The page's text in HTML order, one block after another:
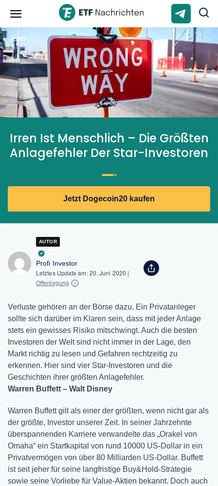
Irren Ist Menschlich – Die Größten
Anlagefehler Der Star-Investoren
Jetzt Dogecoin20 kaufen
News
AUTOR
Profi Investor
Letztes Update am:20. Juni 2020 |
Offenlegung
Verluste gehören an der Börse dazu. Ein Privatanleger
sollte sich darüber im Klaren sein, dass mit jeder Anlage
stets ein gewisses Risiko mitschwingt. Auch die besten
Investoren der Welt sind nicht immer in der Lage, den
Markt richtig zu lesen und Gefahren rechtzeitig zu
erkennen. Hier sind vier Star-Investoren und die
Geschichten ihrer größten Anlagefehler.
Warren Buffett – Walt Disney
Warren Buffett gilt als einer der größten, wenn nicht gar als
der größte, Investor unserer Zeit. In seiner Jahrzehnte
überspannenden Karriere verwandelte das „Orakel von
Omaha“ ein Startkapital von rund 10000 US-Dollar in ein
Privatvermögen von über 80 Milliarden US-Dollar. Buffett
ist seit jeher für seine langfristige Buy&Hold-Strategie
sowie seine Vorliebe für Value-Aktien bekannt. Doch auch